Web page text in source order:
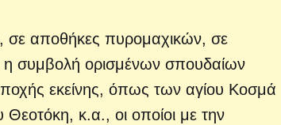
σε αποθήκες πυρομαχικών, σε
η συμβολή ορισμένων σπουδαίων
εκείνης, όπως των αγίου Κοσμά
κ.α., οι οποίοι με την